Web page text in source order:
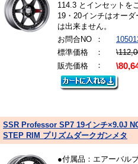
114.3 とインセットを
19・20インチはオー
は出来ません。
お問合NO
：
標準価格
：
販売価格
：
SSR Professor SP7 19インチ×9.0J
STEP RIM プリズムダークガンメタ
●付属品：エアーバル